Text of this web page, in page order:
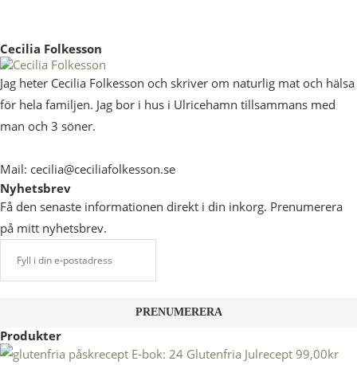
Cecilia Folkesson
Jag heter Cecilia Folkesson och skriver om naturlig mat och hälsa
för hela familjen. Jag bor i hus i Ulricehamn tillsammans med
man och 3 söner.
Mail: cecilia@ceciliafolkesson.se
Nyhetsbrev
Få den senaste informationen direkt i din inkorg. Prenumerera
på mitt nyhetsbrev.
Produkter
E-bok: 24 Glutenfria Julrecept 99,00kr